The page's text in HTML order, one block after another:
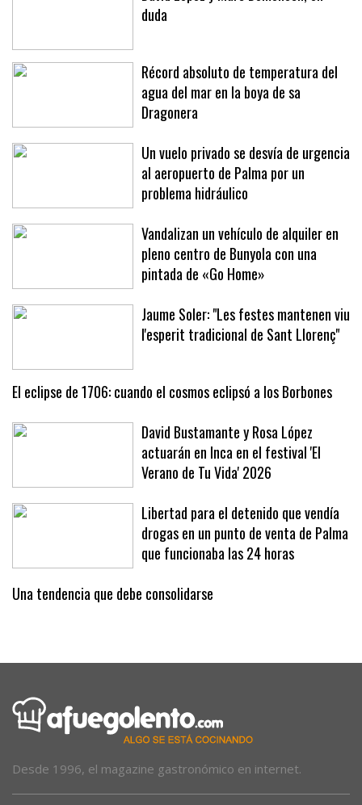
David López y Marc Domenech, en
Récord absoluto de temperatura del
agua del mar en la boya de sa
Dragonera
Un vuelo privado se desvía de urgencia
al aeropuerto de Palma por un
problema hidráulico
Vandalizan un vehículo de alquiler en
pleno centro de Bunyola con una
pintada de «Go Home»
Jaume Soler: "Les festes mantenen viu
El eclipse de 1706: cuando el cosmos eclipsó a los Borbones
David Bustamante y Rosa López
actuarán en Inca en el festival 'El
Verano de Tu Vida' 2026
Libertad para el detenido que vendía
drogas en un punto de venta de Palma
que funcionaba las 24 horas